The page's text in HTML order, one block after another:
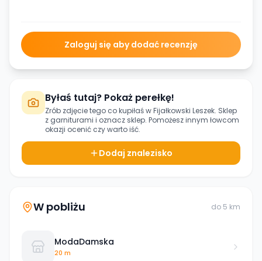
Zaloguj się aby dodać recenzję
Byłaś tutaj? Pokaż perełkę!
Zrób zdjęcie tego co kupiłaś wFijałkowski Leszek. Sklep
z garniturami i oznacz sklep. Pomożesz innym łowcom
okazji ocenić czy warto iść.
Dodaj znalezisko
W pobliżu do 5 km
ModaDamska
20 m